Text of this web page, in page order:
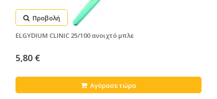
Προβολή
ELGYDIUM CLINIC 25/100 ανοιχτό μπλε
5,80 €
Αγόρασε τώρα